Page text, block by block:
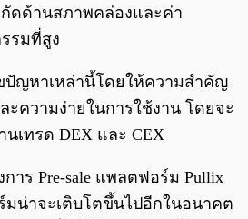
ดด้านสภาพคล่องและค่า
รมที่สูง
ปัญหาเหล่านี้โดยให้ความสำคัญ
ความง่ายในการใช้งาน โดยจะ
เทรด DEX และ CEX
าร Pre-sale แพลตฟอร์ม Pullix
น่าจะเติบโตขึ้นไปอีกในอนาคต